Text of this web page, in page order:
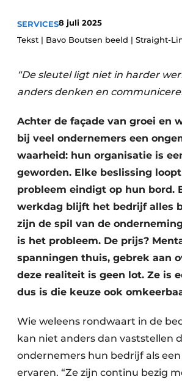
Vacature aanmelden
Video’s
SERVICES8 juli 2025
Tekst | Bavo Boutsen beeld | Straight-
“De sleutel ligt niet in harder
anders denken en
Achter de façade van groei en
bij veel ondernemers een
waarheid: hun organisatie is
geworden. Elke beslissing
probleem eindigt op hun bord.
werkdag blijft het bedrijf alles
zijn de spil van de
is het probleem. De prijs?
spanningen thuis, gebrek aan
deze realiteit is geen lot. Ze is
dus is die keuze ook
Wie weleens rondwaart in de
kan niet anders dan vaststellen
ondernemers hun bedrijf als
ervaren. “Ze zijn continu bezig